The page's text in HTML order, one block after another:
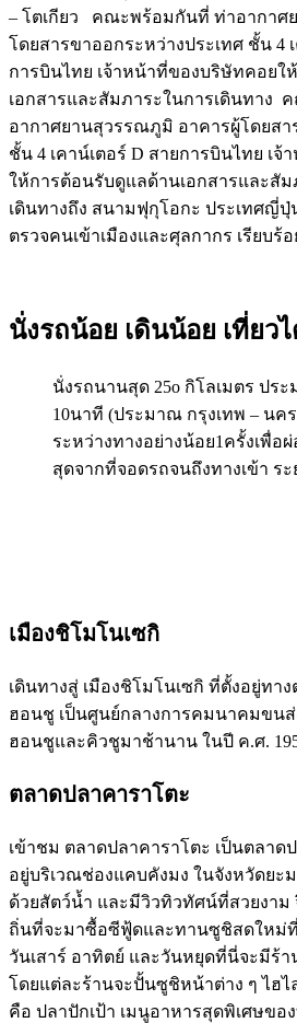
– โตเกียว คณะพร้อมกันที่ ท่าอากาศ
โดยสารขาออกระหว่างประเทศ ชั้น 4
การบินไทย เจ้าหน้าที่ของบริษัทคอยใ
เอกสารและสัมภาระในการเดินทาง
อากาศยานสุวรรณภูมิ อาคารผู้โดยสา
ชั้น 4 เคาน์เตอร์ D สายการบินไทย เ
ให้การต้อนรับดูแลด้านเอกสารและสัม
เดินทางถึง สนามฟุกุโอกะ ประเทศญี่
ตรวจคนเข้าเมืองและศุลกากร เรียบร้
นั่งรถน้อย เดินน้อย เที่ยว
นั่งรถนานสุด 25o กิโลเมตร ปร
10นาที (ประมาณ กรุงเทพ – นค
ระหว่างทางอย่างน้อย1ครั้งเพื่อ
สุดจากที่จอดรถจนถึงทางเข้า ระ
เมืองชิโมโนเซกิ
เดินทางสู่ เมืองชิโมโนเซกิ ที่ตั้งอยู่ทา
ฮอนชู เป็นศูนย์กลางการคมนาคมขนส่
ฮอนชูและคิวชูมาช้านาน ในปี ค.ศ.
ตลาดปลาคาราโตะ
เข้าชม ตลาดปลาคาราโตะ เป็นตลา
อยู่บริเวณช่องแคบคังมง ในจังหวัดย
ด้วยสัตว์น้ำ และมีวิวทิวทัศน์ที่สวยงาม
ถิ่นที่จะมาซื้อซีฟู้ดและทานซูชิสดใหม่
วันเสาร์ อาทิตย์ และวันหยุดที่นี่จะมีร้
โดยแต่ละร้านจะปั้นซูชิหน้าต่าง ๆ ไฮ
คือ ปลาปักเป้า เมนูอาหารสุดพิเศษขอ